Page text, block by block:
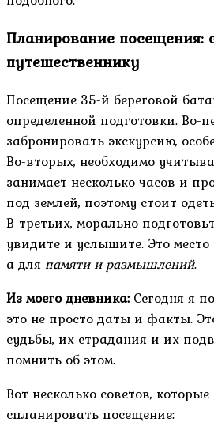
Планирование посещения:
путешественнику
Посещение 35-й береговой
определенной подготовки. Во-
забронировать экскурсию,
Во-вторых, необходимо
занимает несколько часов и
под землей, поэтому стоит
В-третьих, морально
увидите и услышите. Это место
а для памяти и размышлений.
Из моего дневника: Сегодня я
это не просто даты и факты.
судьбы, их страдания и их
помнить об этом.
Вот несколько советов,
спланировать посещение: